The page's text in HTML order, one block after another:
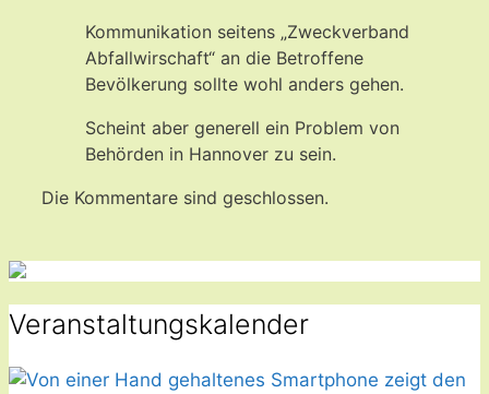
Kommunikation seitens „Zweckverband
Abfallwirschaft“ an die Betroffene
Bevölkerung sollte wohl anders gehen.
Scheint aber generell ein Problem von
Behörden in Hannover zu sein.
Die Kommentare sind geschlossen.
Veranstaltungskalender